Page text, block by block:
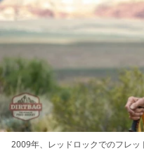
2009年、レッドロックでのフレッ